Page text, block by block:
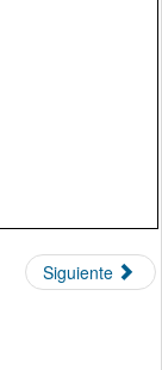
Siguiente